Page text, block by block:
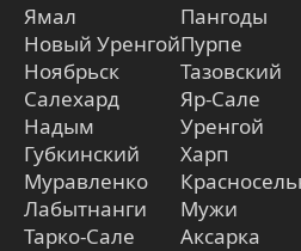
Ямал
Новый Уренгой
Ноябрьск
Салехард
Надым
Губкинский
Муравленко
Лабытнанги
Тарко-Сале
Пангоды
Пурпе
Тазовский
Яр-Сале
Уренгой
Харп
Мужи
Аксарка